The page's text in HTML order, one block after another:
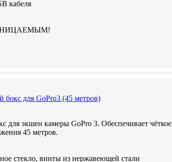
кабеля
для GoPro3 (45 метров)
для экшен камеры GoPro 3. Обеспечивает чёткое
45 метров.
стекло, винты из нержавеющей стали